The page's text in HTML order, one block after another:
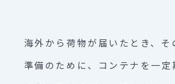
海外から荷物が届いたとき、そ
準備のために、コンテナを一定